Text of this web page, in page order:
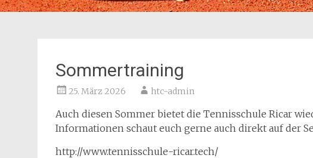
Sommertraining
25. März 2026 htc-admin
Auch diesen Sommer bietet die Tennisschule Ricar
Informationen schaut euch gerne auch direkt auf der
http://www.tennisschule-ricar.tech/